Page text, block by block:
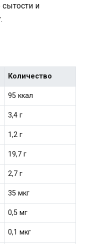
и
Количество
95 ккал
3,4 г
1,2 г
19,7 г
2,7 г
35 мкг
0,5 мг
0,1 мкг